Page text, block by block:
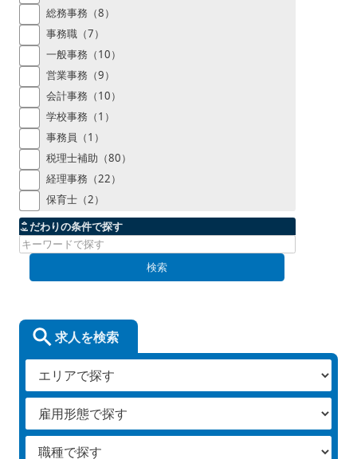
総務事務（8）
事務職（7）
一般事務（10）
営業事務（9）
会計事務（10）
学校事務（1）
事務員（1）
税理士補助（80）
経理事務（22）
保育士（2）
こだわりの条件で探す
検索
求人を検索